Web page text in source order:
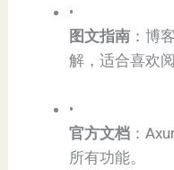
•
​图文指南​ ：博
解，适合喜欢
•
​官方文档​ ：
所有功能。